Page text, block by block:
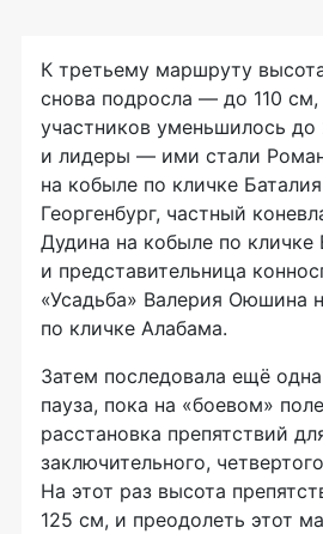
К третьему маршруту
снова подросла — до 110 см,
участников уменьшилось до
и лидеры — ими стали
на кобыле по кличке
Георгенбург, частный
Дудина на кобыле по кличке
и представительница
«Усадьба» Валерия Оюшина
по кличке Алабама.
Затем последовала ещё
пауза, пока на «боевом»
расстановка препятствий
заключительного,
На этот раз высота
125 см, и преодолеть этот